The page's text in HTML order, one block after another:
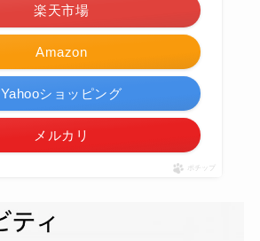
Amazon
楽天市場
Yahooショッピング
メルカリ
ポチップ